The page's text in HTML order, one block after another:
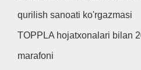
qurilish sanoati ko'rgazmasi
TOPPLA hojatxonalari bilan
marafoni